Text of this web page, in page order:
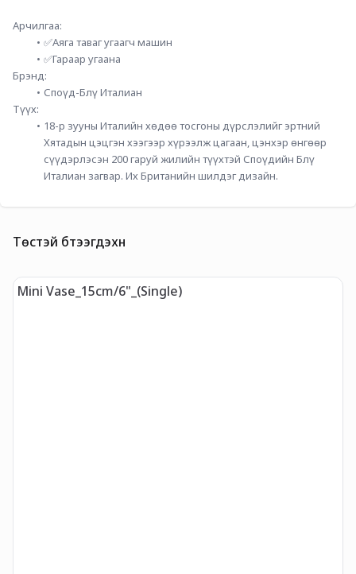
Арчилгаа:
✅Аяга таваг угаагч машин
✅Гараар угаана
Брэнд:
Споүд-Блү Италиан
Түүх:
18-р зууны Италийн хөдөө тосгоны дүрслэлийг эртний
Хятадын цэцгэн хээгээр хүрээлж цагаан, цэнхэр өнгөөр
сүүдэрлэсэн 200 гаруй жилийн түүхтэй Споүдийн Блү
Италиан загвар. Их Британийн шилдэг дизайн.
Төстэй бүтээгдэхүүн
Mini Vase_15cm/6"_(Single)